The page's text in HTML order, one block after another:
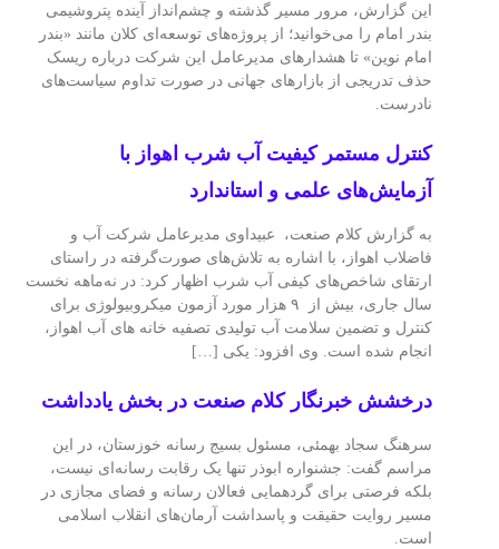
این گزارش، مرور مسیر گذشته و چشم‌انداز آینده پتروشیمی
بندر امام را می‌خوانید؛ از پروژه‌های توسعه‌ای کلان مانند «بندر
امام نوین» تا هشدارهای مدیرعامل این شرکت درباره ریسک
حذف تدریجی از بازارهای جهانی در صورت تداوم سیاست‌های
نادرست.
کنترل مستمر کیفیت آب شرب اهواز با
آزمایش‌های علمی و استاندارد
به گزارش کلام صنعت، عبیداوی مدیرعامل شرکت آب و
فاضلاب اهواز، با اشاره به تلاش‌های صورت‌گرفته در راستای
ارتقای شاخص‌های کیفی آب شرب اظهار کرد: در نه‌ماهه نخست
سال جاری، بیش از ۹ هزار مورد آزمون میکروبیولوژی برای
کنترل و تضمین سلامت آب تولیدی تصفیه خانه های آب اهواز،
انجام شده است. وی افزود: یکی […]
درخشش خبرنگار کلام صنعت در بخش یادداشت
سرهنگ سجاد بهمئی، مسئول بسیج رسانه خوزستان، در این
مراسم گفت: جشنواره ابوذر تنها یک رقابت رسانه‌ای نیست،
بلکه فرصتی برای گردهمایی فعالان رسانه و فضای مجازی در
مسیر روایت حقیقت و پاسداشت آرمان‌های انقلاب اسلامی
است.